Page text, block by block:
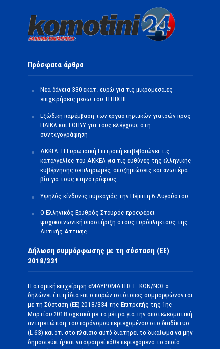
Πρόσφατα άρθρα
Νέα δάνεια 330 εκατ. ευρώ για τις μικρομεσαίες
επιχειρήσεις μέσω του ΤΕΠΙΧ ΙΙΙ
Εξώδικη παρέμβαση των εργαστηριακών γιατρών προς
ΗΔΙΚΑ και ΕΟΠΥΥ για τους ελέγχους στη
συνταγογράφηση
ΑΚΚΕΛ: Η Ευρωπαϊκή Επιτροπή επιβεβαιώνει τις
καταγγελίες του ΑΚΚΕΛ για τις ευθύνες της ελληνικής
κυβέρνησης σε πληρωμές, αποζημιώσεις και ανωτέρα
βία για τους κτηνοτρόφους.
Υψηλός κίνδυνος πυρκαγιάς την Πέμπτη 6 Αυγούστου
Ο Ελληνικός Ερυθρός Σταυρός προσφέρει
ψυχοκοινωνική υποστήριξη στους πυρόπληκτους της
Δυτικής Αττικής
Δήλωση συμμόρφωσης με τη σύσταση (ΕΕ)
2018/334
Η ατομική επιχείρηση «ΜΑΥΡΟΜΑΤΗΣ Γ. ΚΩΝ/ΝΟΣ »
δηλώνει ότι η ίδια και ο παρών ιστότοπος συμμορφώνονται
με τη Σύσταση (ΕΕ) 2018/334 της Επιτροπής της 1ης
Μαρτίου 2018 σχετικά με τα μέτρα για την αποτελεσματική
αντιμετώπιση του παράνομου περιεχομένου στο διαδίκτυο
(L 63) και ότι στο πλαίσιο αυτό διατηρεί το δικαίωμα να μην
δημοσιεύει ή/και να αφαιρεί κάθε περιεχόμενο το οποίο